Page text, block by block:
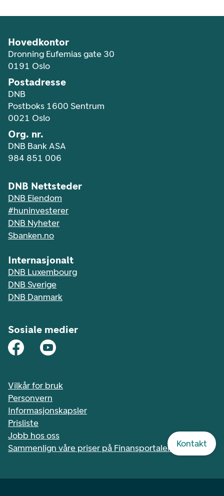
Kontakt
Hovedkontor
Dronning Eufemias gate 30
0191 Oslo
Postadresse
DNB
Postboks 1600 Sentrum
0021 Oslo
Org. nr.
DNB Bank ASA
984 851 006
DNB Nettsteder
DNB Eiendom
#huninvesterer
DNB Nyheter
Sbanken.no
Internasjonalt
DNB Luxembourg
DNB Sverige
DNB Danmark
Sosiale medier
Vilkår for bruk
Personvern
Informasjonskapsler
Prisliste
Jobb hos oss
Sammenlign våre priser på Finansportalen.no